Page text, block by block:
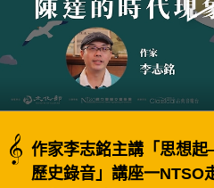
作家李志銘主講「思想
歷史錄音」講座一NTSO